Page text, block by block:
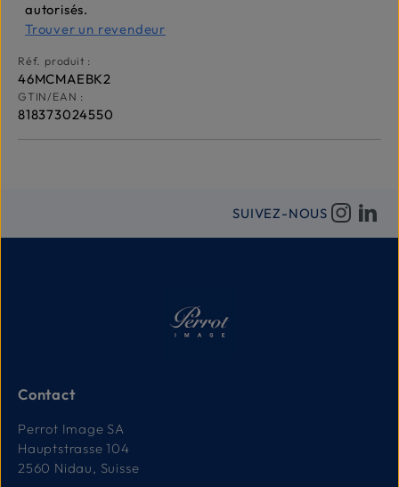
autorisés.
Trouver un revendeur
Réf. produit :
46MCMAEBK2
GTIN/EAN :
818373024550
SUIVEZ-NOUS
Contact
Perrot Image SA
Hauptstrasse 104
2560 Nidau, Suisse